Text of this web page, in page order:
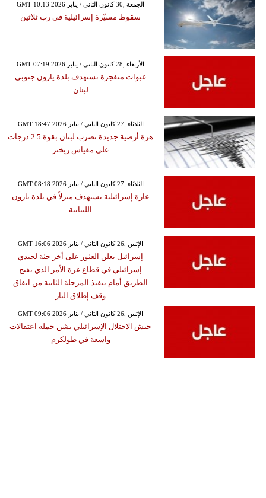
GMT 10:13 2026 الجمعة ,30 كانون الثاني / يناير
سقوط مسيّرة إسرائيلية في رب ثلاثين
GMT 07:19 2026 الأربعاء ,28 كانون الثاني / يناير
عبوات متفجرة تستهدف بلدة يارون جنوبي
لبنان
GMT 18:47 2026 الثلاثاء ,27 كانون الثاني / يناير
هزة أرضية جديدة تضرب لبنان بقوة 2.5 درجات
على مقياس ريختر
GMT 08:18 2026 الثلاثاء ,27 كانون الثاني / يناير
غارة إسرائيلية تستهدف منزلاً في بلدة يارون
اللبنانية
GMT 16:06 2026 الإثنين ,26 كانون الثاني / يناير
إسرائيل تعلن العثور على أخر جثة لجندي
إسرائيلي في قطاع غزة الأمر الذي يفتح
الطريق أمام تنفيذ المرحلة الثانية من اتفاق
وقف إطلاق النار
GMT 09:06 2026 الإثنين ,26 كانون الثاني / يناير
جيش الاحتلال الإسرائيلي يشن حملة اعتقالات
واسعة في طولكرم